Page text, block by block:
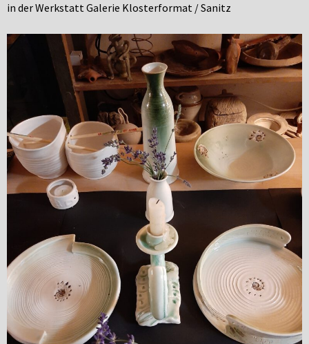
in der Werkstatt Galerie Klosterformat / Sanitz